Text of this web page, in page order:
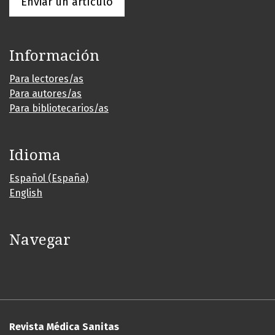
Información
Para lectores/as
Para autores/as
Para bibliotecarios/as
Idioma
Español (España)
English
Navegar
Revista Médica Sanitas